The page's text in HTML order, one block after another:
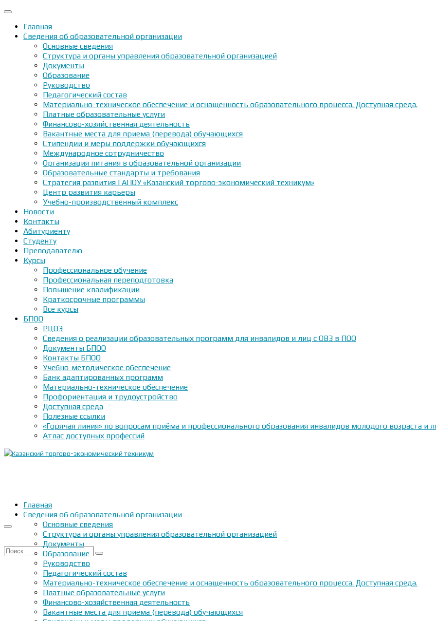
Главная
Сведения об образовательной организации
Основные сведения
Структура и органы управления образовательной организацией
Документы
Образование
Руководство
Педагогический состав
Материально-техническое обеспечение и оснащенность образовательного процесса. Доступная среда.
Платные образовательные услуги
Финансово-хозяйственная деятельность
Вакантные места для приема (перевода) обучающихся
Стипендии и меры поддержки обучающихся
Международное сотрудничество
Организация питания в образовательной организации
Образовательные стандарты и требования
Стратегия развития ГАПОУ «Казанский торгово-экономический техникум»
Центр развития карьеры
Учебно-производственный комплекс
Новости
Контакты
Абитуриенту
Студенту
Преподавателю
Курсы
Профессиональное обучение
Профессиональная переподготовка
Повышение квалификации
Краткосрочные программы
Все курсы
БПОО
РЦОЭ
Сведения о реализации образовательных программ для инвалидов и лиц с ОВЗ в ПОО
Документы БПОО
Контакты БПОО
Учебно-методическое обеспечение
Банк адаптированных программ
Материально-техническое обеспечение
Профориентация и трудоустройство
Доступная среда
Полезные ссылки
«Горячая линия» по вопросам приёма и профессионального образования инвалидов молодого возраста
Атлас доступных профессий
Искать:
Главная
Сведения об образовательной организации
Основные сведения
Структура и органы управления образовательной организацией
Документы
Образование
Руководство
Педагогический состав
Материально-техническое обеспечение и оснащенность образовательного процесса. Доступная среда.
Платные образовательные услуги
Финансово-хозяйственная деятельность
Вакантные места для приема (перевода) обучающихся